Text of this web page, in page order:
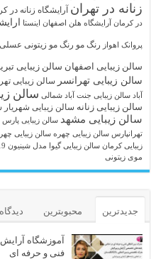
زنانه در تهران آرایشگاه زنانه در
در کرمان آرایشگاه هلن اصفهان اینستا
پروانک اهواز رنگ مو رنگ مو زیتونی عسلی
سالن زیبایی اصفهان سالن زیبایی
سالن زیبایی تهرانسر سالن زیبایی
آباد سالن زیبایی جنت آباد شمالی سالن
سالن زیبایی زنانه سالن زیبایی شهریار
سالن زیبایی مشهد سالن زیبایی پارس
تهرانپارس سالن زیبایی چهره سالن زیبایی
زیبایی کرمان سالن زیبایی گیوا مدل شینیون 2019
موی زیتونی
جدیدترین محبوبترین
آموزشگاه
فنی و حرفه ای